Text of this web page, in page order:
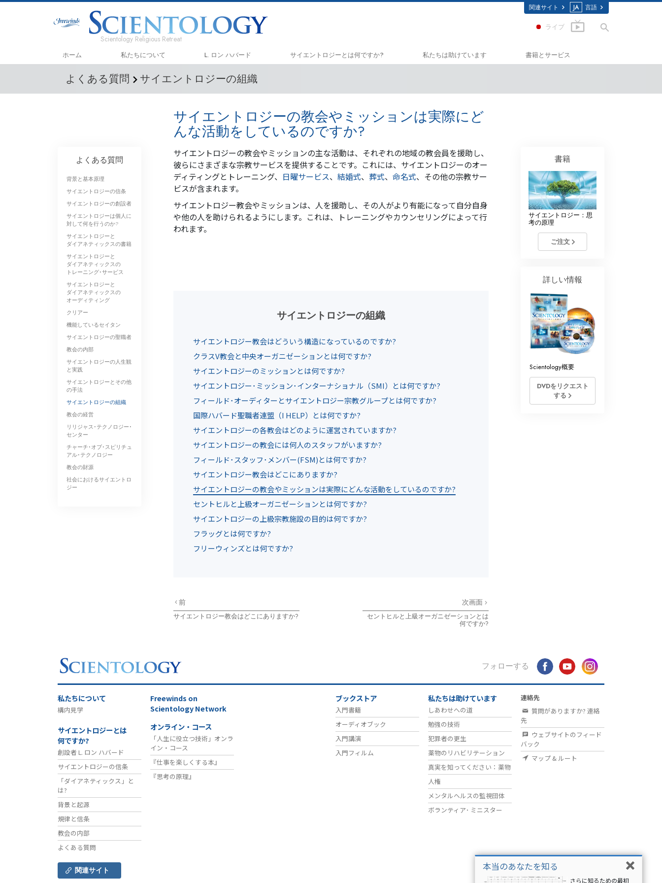
関連サイト JA 言語
Scientology Religious Retreat
ライブ
ホーム 私たちについて L. ロン ハバード サイエントロジーとは何ですか?
サイエントロジストたちが語るサイエ
ントロジー
教会の内部
ダイアネティックスの紹介
愛と憎しみ ―
私たちは助けています
クリミノン
真実を知ってください：薬物
ユナイテッド･フォー･ヒューマンライ
市民の人権擁護の会
サイエントロジー･ボランティア･ミニ
書籍とサービス
一般向け講演
初級のサービス
よくある質問 サイエントロジーの組織
サイエントロジーの教会やミッションは実際にど
んな活動をしているのですか?
サイエントロジーの教会やミッションの主な活動は、それぞれの地域の教会員を援助し、
彼らにさまざまな宗教サービスを提供することです。これには、サイエントロジーのオー
ディティングとトレーニング、 日曜サービス、 結婚式、 葬式、 命名式、その他の宗教サー
ビスが含まれます。
サイエントロジー教会やミッションは、人を援助し、その人がより有能になって自分自身
や他の人を助けられるようにします。これは、トレーニングやカウンセリングによって行
われます。
サイエントロジーの組織
サイエントロジー教会はどういう構造になっているのですか?
クラスV教会と中央オーガニゼーションとは何ですか?
サイエントロジーのミッションとは何ですか?
サイエントロジー･ミッション･インターナショナル（SMI）とは何ですか?
フィールド･オーディターとサイエントロジー宗教グループとは何ですか?
国際ハバード聖職者連盟（I HELP）とは何ですか?
サイエントロジーの各教会はどのように運営されていますか?
サイエントロジーの教会には何人のスタッフがいますか?
フィールド･スタッフ･メンバー(FSM)とは何ですか?
サイエントロジー教会はどこにありますか?
サイエントロジーの教会やミッションは実際にどんな活動をしているのですか?
セントヒルと上級オーガニゼーションとは何ですか?
サイエントロジーの上級宗教施設の目的は何ですか?
フラッグとは何ですか?
フリーウィンズとは何ですか?
前
サイエントロジー教会はどこにありますか?
次画面
セントヒルと上級オーガニゼーションとは
何ですか?
よくある質問
背景と基本原理
サイエントロジーの信条
サイエントロジーの創設者
サイエントロジーは個人に
対して何を行うのか?
サイエントロジーと
ダイアネティックスの書籍
サイエントロジーと
ダイアネティックスの
トレーニング･サービス
サイエントロジーと
ダイアネティックスの
オーディティング
クリアー
機能しているセイタン
サイエントロジーの聖職者
教会の内部
サイエントロジーの人生観
と実践
サイエントロジーとその他
の手法
サイエントロジーの組織
教会の経営
リリジャス･テクノロジー･
センター
チャーチ･オブ･スピリチュ
アル･テクノロジー
教会の財源
社会におけるサイエントロ
ジー
書籍
サイエントロジー：思
考の原理
ご注文
詳しい情報
Scientology概要
DVDをリクエスト
する
本当のあなたを知る
さらに知るための最初
フォローする
私たちについて
構内見学
サイエントロジーとは
何ですか?
創設者 L. ロン ハバード
サイエントロジーの信条
「ダイアネティックス」と
は?
背景と起源
規律と信条
教会の内部
よくある質問
Freewinds on
Scientology Network
オンライン・コース
「人生に役立つ技術」オンラ
イン・コース
『仕事を楽しくする本』
『思考の原理』
ブックストア
入門書籍
オーディオブック
入門講演
入門フィルム
私たちは助けています
しあわせへの道
勉強の技術
犯罪者の更生
薬物のリハビリテーション
真実を知ってください：薬物
人権
メンタルヘルスの監視団体
ボランティア･ ミニスター
連絡先
質問がありますか? 連絡
先
ウェブサイトのフィード
バック
マップ & ルート
関連サイト